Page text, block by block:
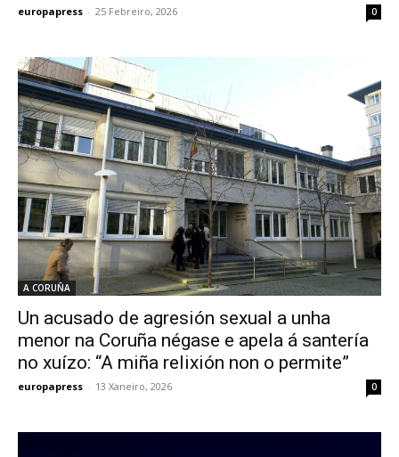
europapress - 25 Febreiro, 2026 0
A CORUÑA
Un acusado de agresión sexual a unha
menor na Coruña négase e apela á santería
no xuízo: “A miña relixión non o permite”
europapress - 13 Xaneiro, 2026 0